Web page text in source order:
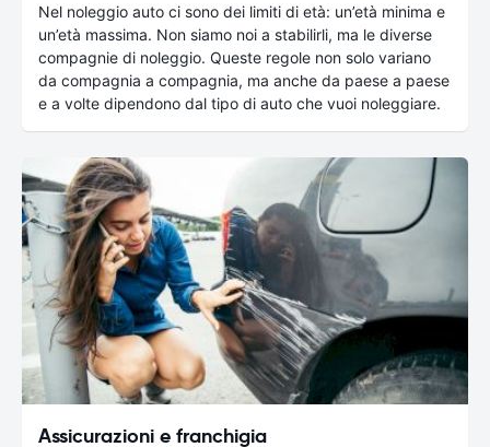
Nel noleggio auto ci sono dei limiti di età: un’età minima e
un’età massima. Non siamo noi a stabilirli, ma le diverse
compagnie di noleggio. Queste regole non solo variano
da compagnia a compagnia, ma anche da paese a paese
e a volte dipendono dal tipo di auto che vuoi noleggiare.
Assicurazioni e franchigia